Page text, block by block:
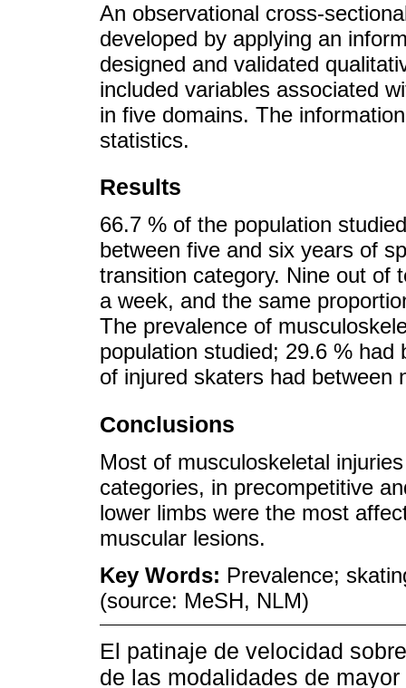
An observational cross-
developed by applying an
designed and validated
included variables associated
in five domains. The
statistics.
Results
66.7 % of the population
between five and six years of
transition category. Nine out of
a week, and the same
The prevalence of
population studied; 29.6 %
of injured skaters had between
Conclusions
Most of musculoskeletal
categories, in precompetitive
lower limbs were the most
muscular lesions.
Key Words: Prevalence;
(source: MeSH, NLM)
El patinaje de velocidad
de las modalidades de